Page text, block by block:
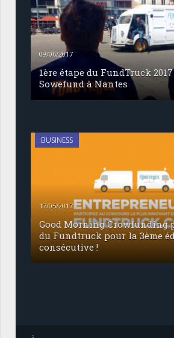
09/06/2017
1ère étape du FundTruck
Sowefund à Nantes
BUSINESS
17/05/2017
Good Morning Crowfunding
du Fundtruck pour la 3ème
consécutive !